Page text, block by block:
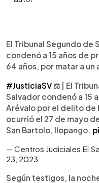
Escuchar
El Tribunal Segundo de
condenó a 15 años de
64 años, por matar a un
#JusticiaSV ⚖️ | El
Salvador condenó a 15
Arévalo por el delito de
ocurrió el 27 de mayo
San Bartolo, Ilopango.
— Centros Judiciales El
23, 2023
Según testigos, la